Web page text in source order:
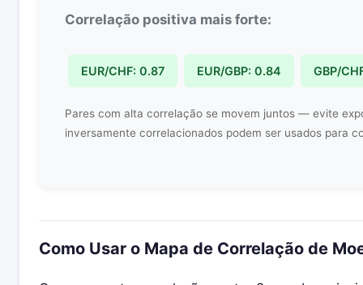
Correlação positiva mais forte:
EUR/CHF: 0.87 EUR/GBP: 0.84 GBP/
Pares com alta correlação se movem juntos — evite
inversamente correlacionados podem ser usados para
Como Usar o Mapa de Correlação de